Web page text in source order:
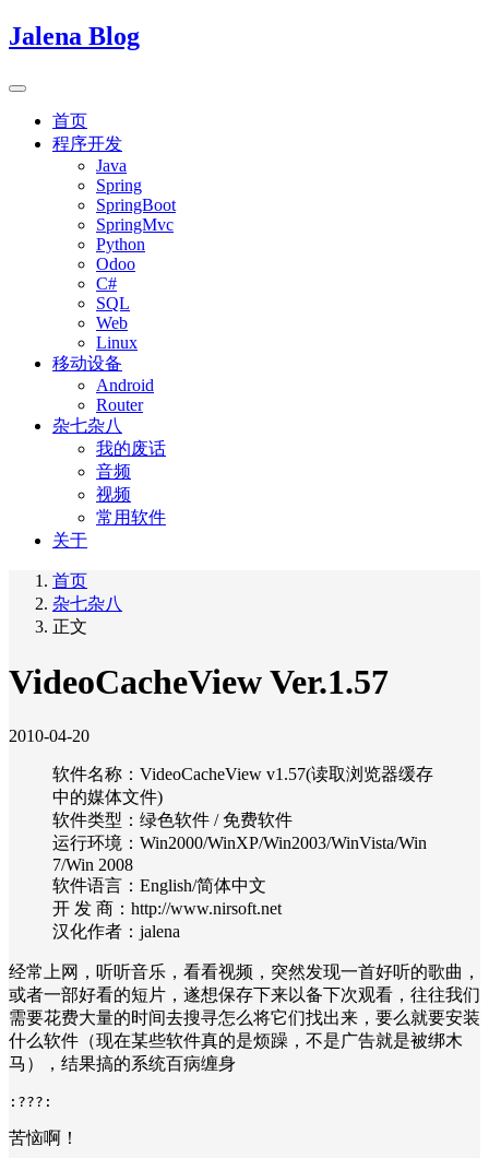
Jalena Blog
首页
程序开发
Java
Spring
SpringBoot
SpringMvc
Python
Odoo
C#
SQL
Web
Linux
移动设备
Android
Router
杂七杂八
我的废话
音频
视频
常用软件
关于
首页
杂七杂八
正文
VideoCacheView Ver.1.57
2010-04-20
软件名称：VideoCacheView v1.57(读取浏览器缓存
中的媒体文件)
软件类型：绿色软件 / 免费软件
运行环境：Win2000/WinXP/Win2003/WinVista/Win
7/Win 2008
软件语言：English/简体中文
开 发 商：http://www.nirsoft.net
汉化作者：jalena
经常上网，听听音乐，看看视频，突然发现一首好听的歌曲，
或者一部好看的短片，遂想保存下来以备下次观看，往往我们
需要花费大量的时间去搜寻怎么将它们找出来，要么就要安装
什么软件（现在某些软件真的是烦躁，不是广告就是被绑木
马），结果搞的系统百病缠身
:???:
苦恼啊！